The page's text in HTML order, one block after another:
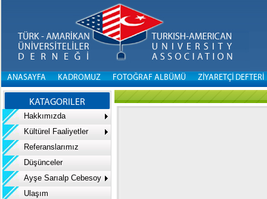
ANASAYFA KADROMUZ FOTOĞRAF ALBÜMÜ ZİYARETÇİ DEFTERİ
KATAGORILER
Hakkımızda
Kültürel Faaliyetler
Referanslarımız
Düşünceler
Ayşe Sarıalp Cebesoy
Ulaşım